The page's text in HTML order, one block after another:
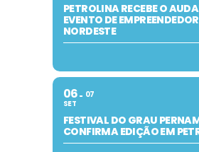
PETROLINA RECEBE O
EVENTO DE
NORDESTE
06
SET
07
FESTIVAL DO GRAU
CONFIRMA EDIÇÃO EM